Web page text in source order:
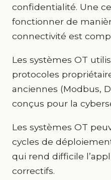
confidentialité. Une
fonctionner de
connectivité est
Les systèmes OT
protocoles
anciennes (Modbus,
conçus pour la
Les systèmes OT
cycles de
qui rend difficile
correctifs.